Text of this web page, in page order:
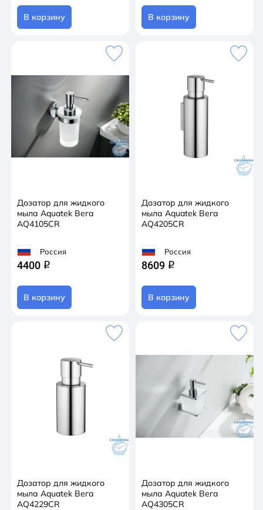
В корзину В корзину
Дозатор для жидкого
мыла Aquatek Вега
AQ4105CR
Россия
4400 q
В корзину
Дозатор для жидкого
мыла Aquatek Вега
AQ4205CR
Россия
8609 q
В корзину
Дозатор для жидкого
мыла Aquatek Вега
AQ4229CR
Дозатор для жидкого
мыла Aquatek Вега
AQ4305CR